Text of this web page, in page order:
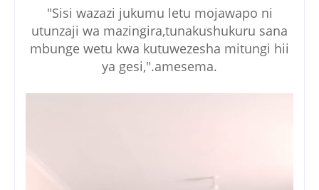
"Sisi wazazi jukumu letu mojawapo ni
utunzaji wa mazingira,tunakushukuru sana
mbunge wetu kwa kutuwezesha mitungi hii
ya gesi,".amesema.